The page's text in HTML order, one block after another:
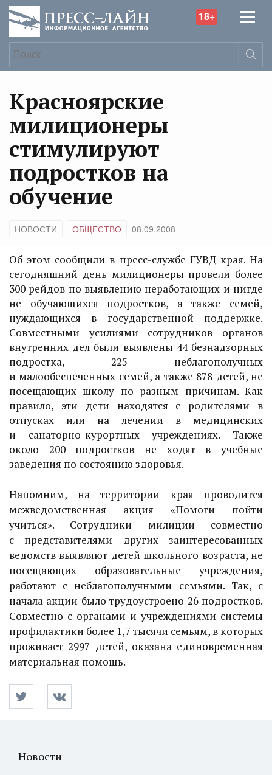
18+
Красноярские
милиционеры
стимулируют
подростков на
обучение
НОВОСТИ ОБЩЕСТВО 08.09.2008
Об этом сообщили в пресс-службе ГУВД края. На
сегодняшний день милиционеры провели более
300 рейдов по выявлению неработающих и нигде
не обучающихся подростков, а также семей,
нуждающихся в государственной поддержке.
Совместными усилиями сотрудников органов
внутренних дел были выявлены 44 безнадзорных
подростка, 225 неблагополучных
и малообеспеченных семей, а также 878 детей, не
посещающих школу по разным причинам. Как
правило, эти дети находятся с родителями в
отпусках или на лечении в медицинских
и санаторно-курортных учреждениях. Также
около 200 подростков не ходят в учебные
заведения по состоянию здоровья.
Напомним, на территории края проводится
межведомственная акция «Помоги пойти
учиться». Сотрудники милиции совместно
с представителями других заинтересованных
ведомств выявляют детей школьного возраста, не
посещающих образовательные учреждения,
работают с неблагополучными семьями. Так, с
начала акции было трудоустроено 26 подростков.
Совместно с органами и учреждениями системы
профилактики более 1,7 тысячи семьям, в которых
проживает 2997 детей, оказана единовременная
материальная помощь.
Новости